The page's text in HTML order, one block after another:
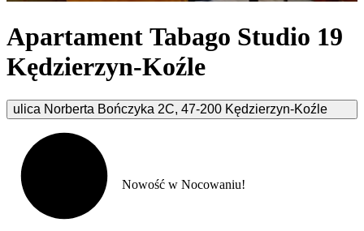
Apartament Tabago Studio 19
Kędzierzyn-Koźle
ulica Norberta Bończyka 2C, 47-200 Kędzierzyn-Koźle
Nowość w Nocowaniu!